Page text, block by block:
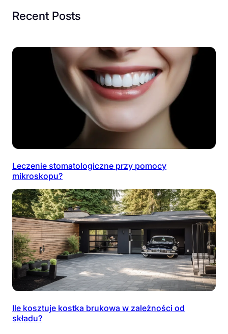
Recent Posts
Leczenie stomatologiczne przy pomocy
mikroskopu?
Ile kosztuje kostka brukowa w zależności od
składu?